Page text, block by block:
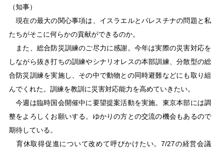
（知事）
現在の最大の関心事項は、イスラエルとパレスチナの問題と私
たちがそこに何らかの貢献ができるのか。
また、総合防災訓練のご尽力に感謝。今年は実際の災害対応を
しながら抜き打ちの訓練やシナリオレスの本部訓練、分散型の総
合防災訓練を実施し、その中で動物との同時避難などにも取り組
んでくれた。訓練を教訓に災害対応能力を高めていきたい。
今週は臨時国会開催中に要望提案活動を実施。東京本部には調
整をよろしくお願いする。ゆかりの方との交流の機会もあるので
期待している。
育休取得促進について改めて呼びかけたい。7/27の経営会議